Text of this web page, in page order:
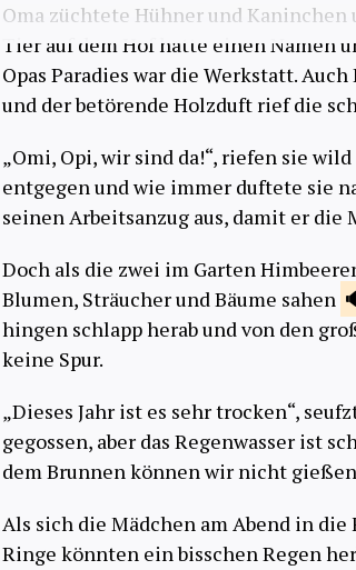
Oma züchtete Hühner und
Tier auf dem Hof hatte einen Namen
Opas Paradies war die Werkstatt.
und der betörende Holzduft rief die
„Omi, Opi, wir sind da!“, riefen sie
entgegen und wie immer duftete sie
seinen Arbeitsanzug aus, damit er die
Doch als die zwei im Garten
Blumen, Sträucher und Bäume sahen
hingen schlapp herab und von den
keine Spur.
„Dieses Jahr ist es sehr trocken“,
gegossen, aber das Regenwasser ist
dem Brunnen können wir nicht
Als sich die Mädchen am Abend in
Ringe könnten ein bisschen Regen